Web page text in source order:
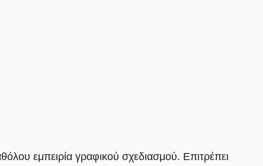
εμπειρία γραφικού σχεδιασμού. Επιτρέπει